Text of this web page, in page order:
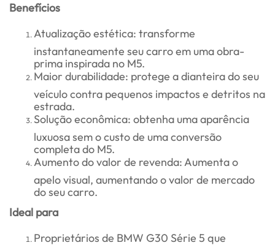
Benefícios
Atualização estética: transforme
instantaneamente seu carro em uma obra-
prima inspirada no M5.
Maior durabilidade: protege a dianteira do seu
veículo contra pequenos impactos e detritos na
estrada.
Solução econômica: obtenha uma aparência
luxuosa sem o custo de uma conversão
completa do M5.
Aumento do valor de revenda: Aumenta o
apelo visual, aumentando o valor de mercado
do seu carro.
Ideal para
Proprietários de BMW G30 Série 5 que